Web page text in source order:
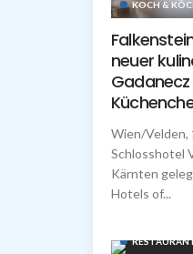
KOCH &
neuer
Wien/Velden,
Schlosshotel
Kärnten
Hotels of...